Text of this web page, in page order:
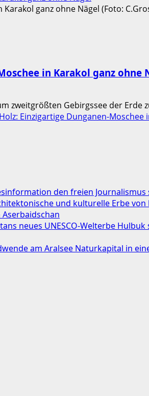
in Karakol ganz ohne
zweitgrößten Gebirgssee der Erde
Einzigartige Dunganen-Moschee
den freien Journalismus
und kulturelle Erbe von
neues UNESCO-Welterbe
am Aralsee Naturkapital in